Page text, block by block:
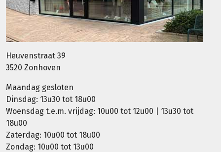
Heuvenstraat 39
3520 Zonhoven
Maandag gesloten
Dinsdag: 13u30 tot 18u00
Woensdag t.e.m. vrijdag: 10u00 tot 12u00 | 13u30 tot
18u00
Zaterdag: 10u00 tot 18u00
Zondag: 10u00 tot 13u00